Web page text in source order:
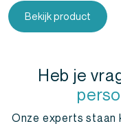
Bekijk product
Heb je
Onze experts staan